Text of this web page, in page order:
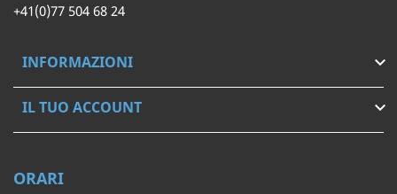
+41(0)77 504 68 24
INFORMAZIONI 
IL TUO ACCOUNT 
ORARI